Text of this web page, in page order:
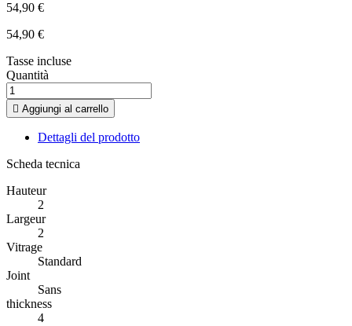
54,90 €
54,90 €
Tasse incluse
Quantità
 Aggiungi al carrello
Dettagli del prodotto
Scheda tecnica
Hauteur
2
Largeur
2
Vitrage
Standard
Joint
Sans
thickness
4